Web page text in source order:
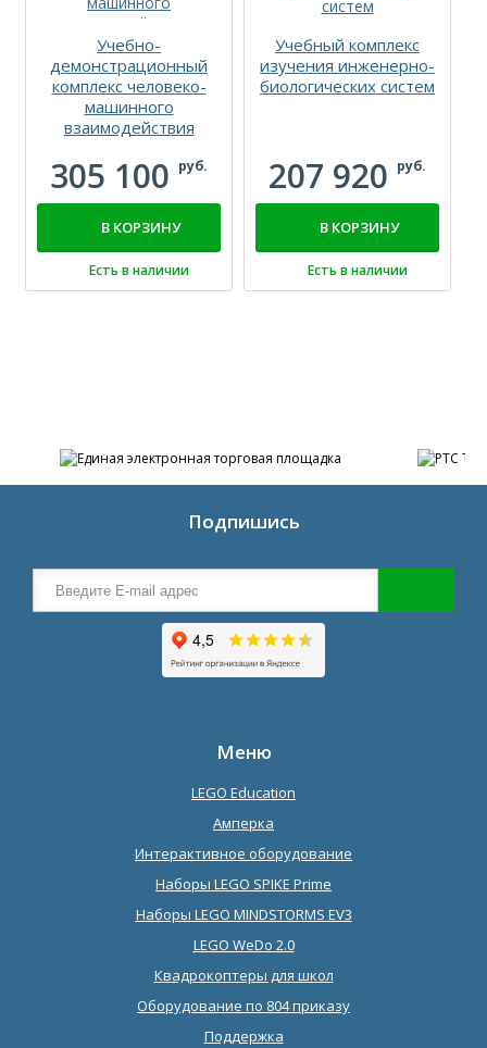
Учебно-
демонстрационный
комплекс человеко-
машинного
взаимодействия
305 100 руб.
В КОРЗИНУ
Есть в наличии
Учебный комплекс
изучения инженерно-
биологических систем
207 920 руб.
В КОРЗИНУ
Есть в наличии
Подпишись
Меню
LEGO Education
Амперка
Интерактивное оборудование
Наборы LEGO SPIKE Prime
Наборы LEGO MINDSTORMS EV3
LEGO WeDo 2.0
Квадрокоптеры для школ
Оборудование по 804 приказу
Поддержка